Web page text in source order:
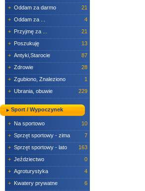
+ Oddam za darmo
21
+ Oddam za ...
4
+ Przyjmę za ...
21
+ Poszukuję
13
+ Antyki,Starocie
87
+ Zdrowie
28
+ Zgubiono, Znaleziono
1
+ Ubrania, obuwie 229
Sport / Wypoczynek
+ Na sportowo
10
+ Sprzęt sportowy - zima
7
+ Sprzęt sportowy - lato
163
+ Jeździectwo
0
+ Agroturystyka
4
+ Kwatery prywatne
6